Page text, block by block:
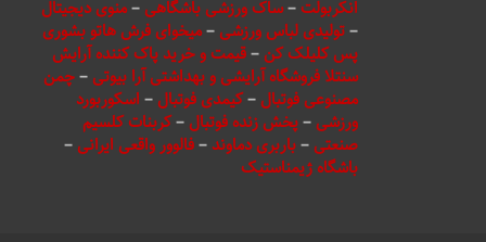
انکربولت–ساک ورزشی باشگاهی –منوی دیجیتال
–تولیدی لباس ورزشی –میخوای فرش هاتو بشوری
پس کلیلک کن –قیمت و خرید پاک کننده آرایش
سنتلا فروشگاه آرایشی و بهداشتی آرا بیوتی –چمن
مصنوعی فوتبال –کیمدی فوتبال – اسکوربورد
ورزشی –پخش زنده فوتبال –کربنات کلسیم
صنعتی –باربری دماوند–فالوور واقعی ایرانی –
باشگاه ژیمناستیک